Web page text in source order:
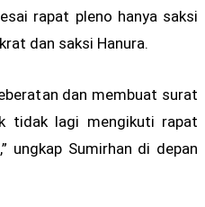
rapat pleno hanya saksi
dan saksi Hanura.
dan membuat surat
tidak lagi mengikuti rapat
ungkap Sumirhan di depan